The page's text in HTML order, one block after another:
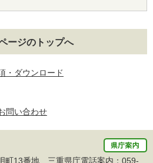
ージのトップへ
・ダウンロード
問い合わせ
13番地 三重県庁電話案内： 059-